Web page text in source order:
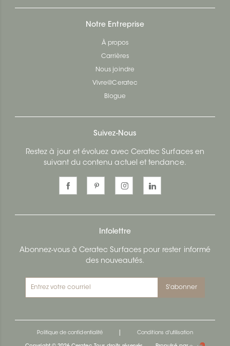
Notre Entreprise
À propos
Carrières
Nous joindre
Vivre@Ceratec
Blogue
Suivez-Nous
Restez à jour et évoluez avec Ceratec Surfaces en
suivant du contenu actuel et tendance.
Infolettre
Abonnez-vous à Ceratec Surfaces pour rester informé
des nouveautés.
S'abonner
Politique de confidentialité Conditions d'utilisation